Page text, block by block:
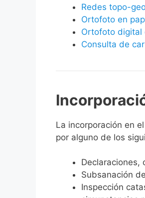
Redes topo-
Ortofoto en
Ortofoto digital
Consulta de
La incorporación en
por alguno de los
Declaraciones,
Subsanación
Inspección